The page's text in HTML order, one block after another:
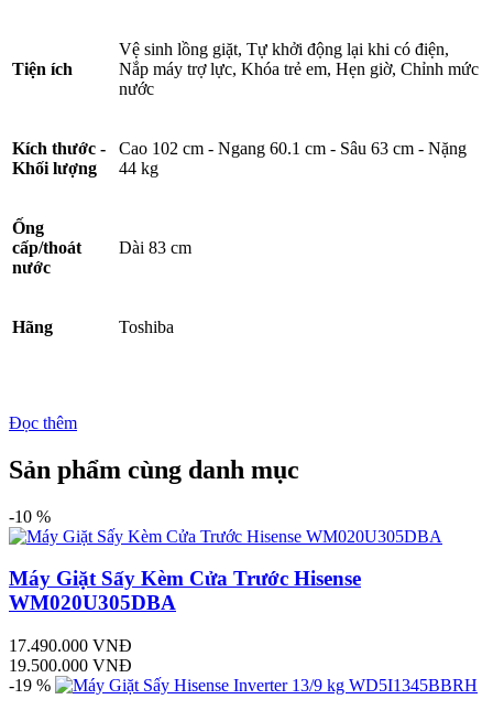
Tiện ích
Vệ sinh lồng giặt, Tự khởi động lại khi có điện,
Nắp máy trợ lực, Khóa trẻ em, Hẹn giờ, Chỉnh mức
nước
Kích thước -
Khối lượng
Cao 102 cm - Ngang 60.1 cm - Sâu 63 cm - Nặng
44 kg
Ống
cấp/thoát
nước
Dài 83 cm
Hãng Toshiba
Đọc thêm
Sản phẩm cùng danh mục
-10 %
Máy Giặt Sấy Kèm Cửa Trước Hisense
WM020U305DBA
17.490.000 VNĐ
19.500.000 VNĐ
-19 %